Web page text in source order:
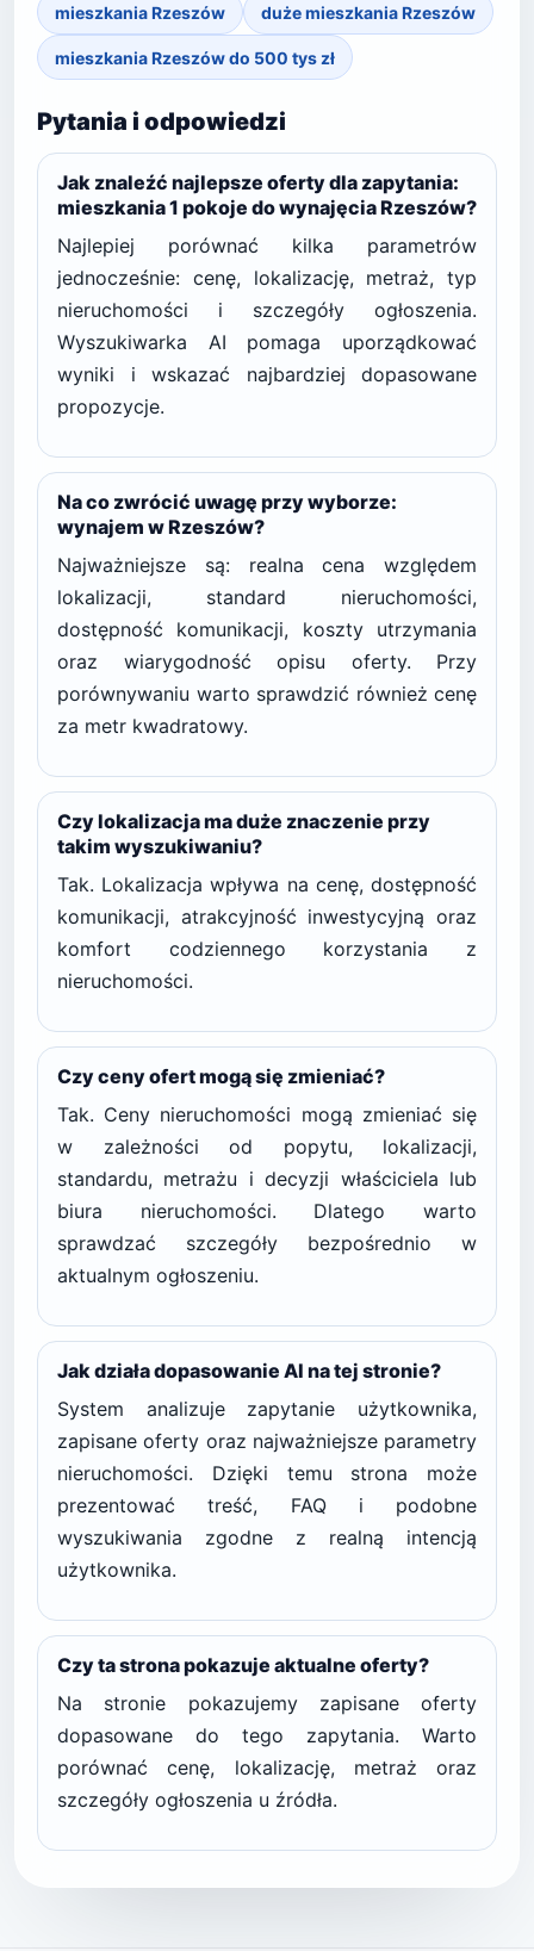
mieszkania Rzeszów duże mieszkania Rzeszów
mieszkania Rzeszów do 500 tys zł
Pytania i odpowiedzi
Jak znaleźć najlepsze oferty dla zapytania:
mieszkania 1 pokoje do wynajęcia Rzeszów?
Najlepiej porównać kilka parametrów
jednocześnie: cenę, lokalizację, metraż, typ
nieruchomości i szczegóły ogłoszenia.
Wyszukiwarka AI pomaga uporządkować
wyniki i wskazać najbardziej dopasowane
propozycje.
Na co zwrócić uwagę przy wyborze:
wynajem w Rzeszów?
Najważniejsze są: realna cena względem
lokalizacji, standard nieruchomości,
dostępność komunikacji, koszty utrzymania
oraz wiarygodność opisu oferty. Przy
porównywaniu warto sprawdzić również cenę
za metr kwadratowy.
Czy lokalizacja ma duże znaczenie przy
takim wyszukiwaniu?
Tak. Lokalizacja wpływa na cenę, dostępność
komunikacji, atrakcyjność inwestycyjną oraz
komfort codziennego korzystania z
nieruchomości.
Czy ceny ofert mogą się zmieniać?
Tak. Ceny nieruchomości mogą zmieniać się
w zależności od popytu, lokalizacji,
standardu, metrażu i decyzji właściciela lub
biura nieruchomości. Dlatego warto
sprawdzać szczegóły bezpośrednio w
aktualnym ogłoszeniu.
Jak działa dopasowanie AI na tej stronie?
System analizuje zapytanie użytkownika,
zapisane oferty oraz najważniejsze parametry
nieruchomości. Dzięki temu strona może
prezentować treść, FAQ i podobne
wyszukiwania zgodne z realną intencją
użytkownika.
Czy ta strona pokazuje aktualne oferty?
Na stronie pokazujemy zapisane oferty
dopasowane do tego zapytania. Warto
porównać cenę, lokalizację, metraż oraz
szczegóły ogłoszenia u źródła.